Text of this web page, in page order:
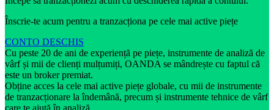
Înscrie-te acum pentru a tranzacționa pe cele mai active piețe
CONTO DESCHIS
Cu peste 20 de ani de experiență pe piețe, instrumente de analiză de
vârf și mii de clienți mulțumiți, OANDA se mândrește cu faptul că
este un broker premiat.
Obține acces la cele mai active piețe globale, cu mii de instrumente
de tranzacționare la îndemână, precum și instrumente tehnice de vârf
care te ajută în analiză.